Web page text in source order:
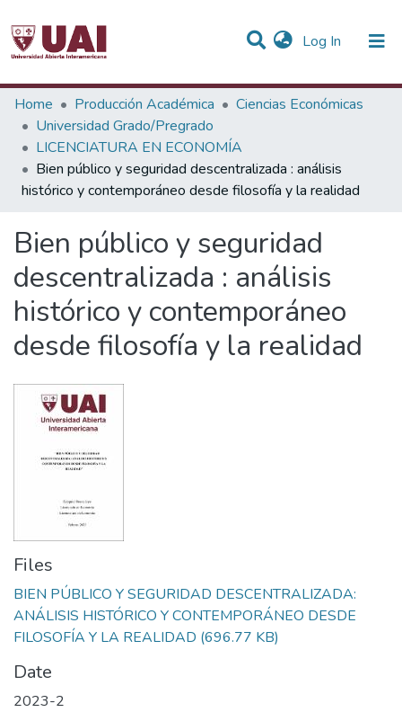
Log In (current)
Statistics
Communities & Collections
All of DSpace
Home Producción Académica
Ciencias Económicas
Universidad Grado/Pregrado
LICENCIATURA EN ECONOMÍA
Bien público y seguridad descentralizada : análisis
histórico y contemporáneo desde filosofía y la realidad
Bien público y seguridad
descentralizada : análisis
histórico y contemporáneo
desde filosofía y la realidad
Files
BIEN PÚBLICO Y SEGURIDAD DESCENTRALIZADA:
ANÁLISIS HISTÓRICO Y CONTEMPORÁNEO DESDE
FILOSOFÍA Y LA REALIDAD (696.77 KB)
Date
2023-2